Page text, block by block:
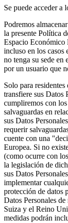
Se puede acceder a
Podremos
la presente Política
Espacio
incluso en los casos
no tenga su sede en
por un usuario que
Solo para
transfiere sus Datos
cumpliremos con
salvaguardas en
sus Datos
requerir
cuente con una
Europea. Si no
(como ocurre con
la legislación de
sus Datos
implementar
protección de datos
Datos Personales
Suiza y el Reino
medidas podrán